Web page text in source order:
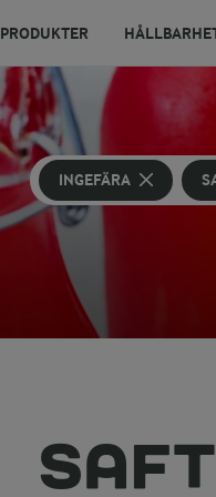
PRODUKTER
INGEFÄRA